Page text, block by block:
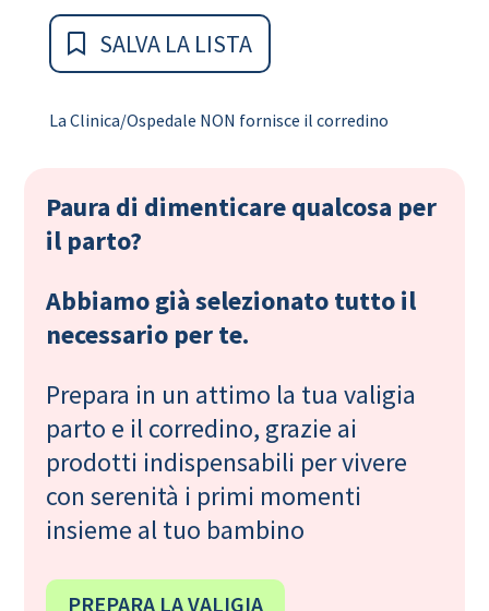
SALVA LA LISTA
La Clinica/Ospedale NON fornisce il corredino
Paura di dimenticare qualcosa per
il parto?
Abbiamo già selezionato tutto il
necessario per te.
Prepara in un attimo la tua valigia
parto e il corredino, grazie ai
prodotti indispensabili per vivere
con serenità i primi momenti
insieme al tuo bambino
PREPARA LA VALIGIA